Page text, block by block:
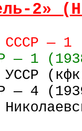
2»
СССР — 1
— 1 (
УССР ( кфк
— 4